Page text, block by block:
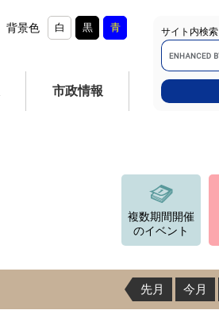
背景色 白 黒 青
市政情報
サイト内検索
Google
カ
ス
タ
ム
検
複数期間開催
のイベント
先月 今月